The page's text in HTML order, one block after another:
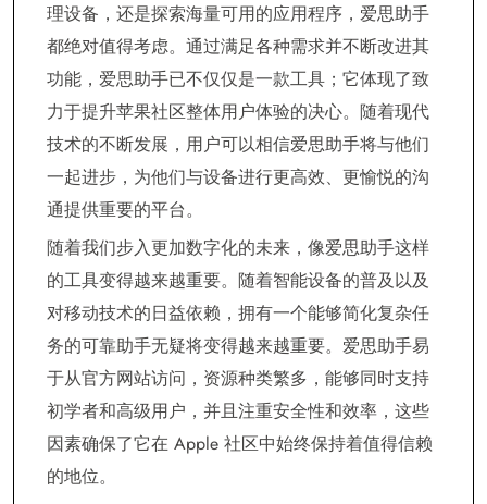
理设备，还是探索海量可用的应用程序，爱思助手
都绝对值得考虑。通过满足各种需求并不断改进其
功能，爱思助手已不仅仅是一款工具；它体现了致
力于提升苹果社区整体用户体验的决心。随着现代
技术的不断发展，用户可以相信爱思助手将与他们
一起进步，为他们与设备进行更高效、更愉悦的沟
通提供重要的平台。
随着我们步入更加数字化的未来，像爱思助手这样
的工具变得越来越重要。随着智能设备的普及以及
对移动技术的日益依赖，拥有一个能够简化复杂任
务的可靠助手无疑将变得越来越重要。爱思助手易
于从官方网站访问，资源种类繁多，能够同时支持
初学者和高级用户，并且注重安全性和效率，这些
因素确保了它在 Apple 社区中始终保持着值得信赖
的地位。